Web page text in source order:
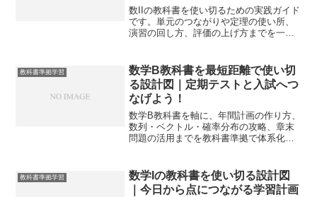
数IIの教科書を使い切るための実践ガイド
です。単元のつながりや定理の使い所、
演習の回し方、評価の上げ方までを一気
教科書準拠学習
数学B教科書を最短距離で使い切
る設計図｜定期テストと入試へつ
なげよう！
数学B教科書を軸に、年間計画の作り方、
数列・ベクトル・確率分布の攻略、章末
問題の活用までを教科書準拠で体系化し
教科書準拠学習
数学Iの教科書を使い切る設計図
｜今日から点につながる学習計画